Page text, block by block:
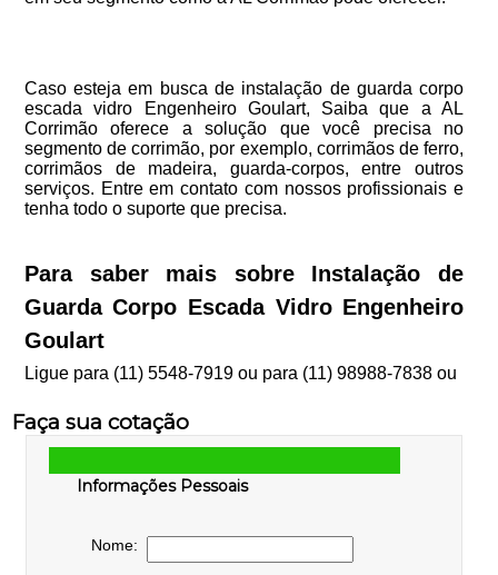
Caso esteja em busca de instalação de guarda corpo
escada vidro Engenheiro Goulart, Saiba que a AL
Corrimão oferece a solução que você precisa no
segmento de corrimão, por exemplo, corrimãos de ferro,
corrimãos de madeira, guarda-corpos, entre outros
serviços. Entre em contato com nossos profissionais e
tenha todo o suporte que precisa.
Para saber mais sobre Instalação de
Guarda Corpo Escada Vidro Engenheiro
Goulart
Ligue para (11) 5548-7919ou para (11) 98988-7838ou
Faça sua cotação
Informações Pessoais
Nome: